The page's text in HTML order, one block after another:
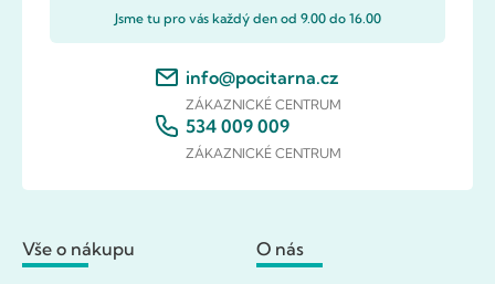
Jsme tu pro vás každý den od 9.00 do 16.00
info@pocitarna.cz
ZÁKAZNICKÉ CENTRUM
534 009 009
ZÁKAZNICKÉ CENTRUM
Vše o nákupu O nás